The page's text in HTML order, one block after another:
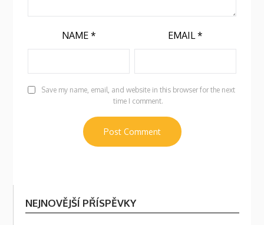
NAME * EMAIL *
Save my name, email, and website in this browser for the next
time I comment.
NEJNOVĚJŠÍ PŘÍSPĚVKY